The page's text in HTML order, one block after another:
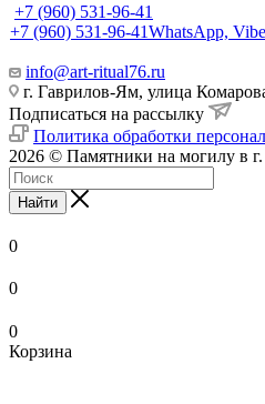
+7 (960) 531-96-41
+7 (960) 531-96-41WhatsApp,
info@art-ritual76.ru
г. Гаврилов-Ям, улица
Подписаться на рассылку
Политика обработки
2026 © Памятники на могилу в
Найти
0
0
0
Корзина